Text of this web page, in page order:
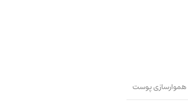
هموارسازی پوست